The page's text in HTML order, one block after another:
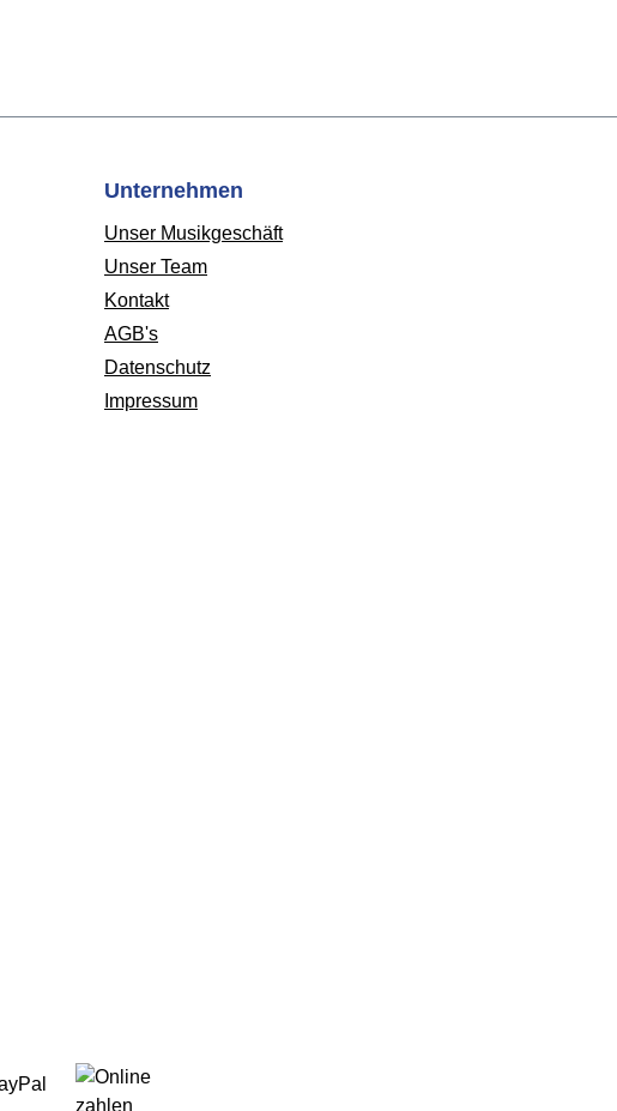
Unternehmen
Unser Musikgeschäft
Unser Team
Kontakt
AGB's
Datenschutz
Impressum